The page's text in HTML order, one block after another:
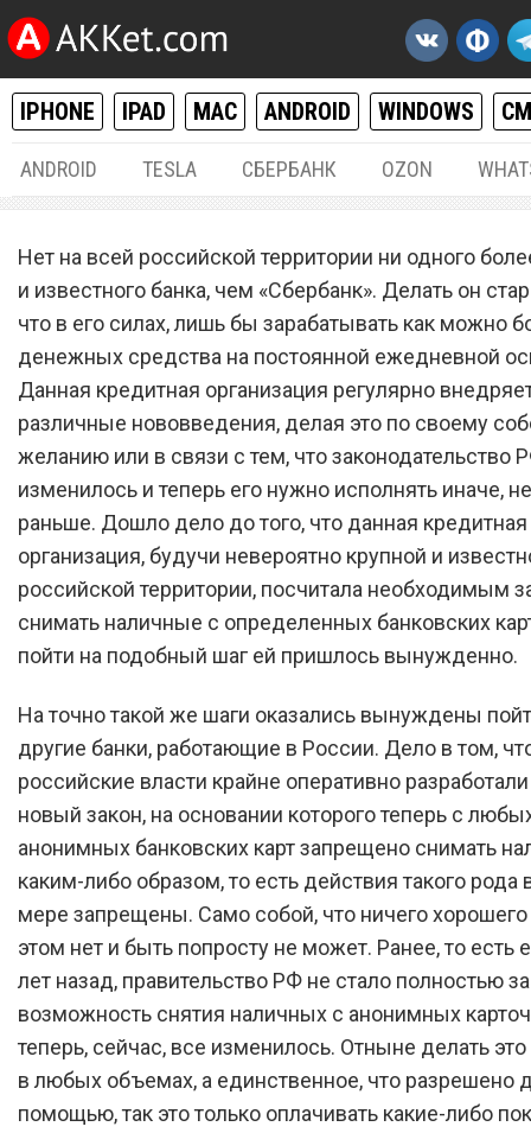
IPHONE IPAD MAC ANDROID WINDOWS
ANDROID TESLA СБЕРБАНК OZON
«Сбербанк» запретил
наличные со всех этих
банковских карт
Нет на всей российской территории ни одного
и известного банка, чем «Сбербанк». Делать он
что в его силах, лишь бы зарабатывать как можно
денежных средства на постоянной ежедневной
Данная кредитная организация регулярно
различные нововведения, делая это по своему
желанию или в связи с тем, что законодательство
изменилось и теперь его нужно исполнять иначе,
раньше. Дошло дело до того, что данная кредитная
организация, будучи невероятно крупной и
российской территории, посчитала необходимым
снимать наличные с определенных банковских
пойти на подобный шаг ей пришлось вынужденно.
На точно такой же шаги оказались вынуждены
другие банки, работающие в России. Дело в том,
российские власти крайне оперативно
новый закон, на основании которого теперь с
анонимных банковских карт запрещено снимать
каким-либо образом, то есть действия такого рода
мере запрещены. Само собой, что ничего
этом нет и быть попросту не может. Ранее, то есть
лет назад, правительство РФ не стало полностью
возможность снятия наличных с анонимных
теперь, сейчас, все изменилось. Отныне делать
в любых объемах, а единственное, что разрешено
помощью, так это только оплачивать какие-либо